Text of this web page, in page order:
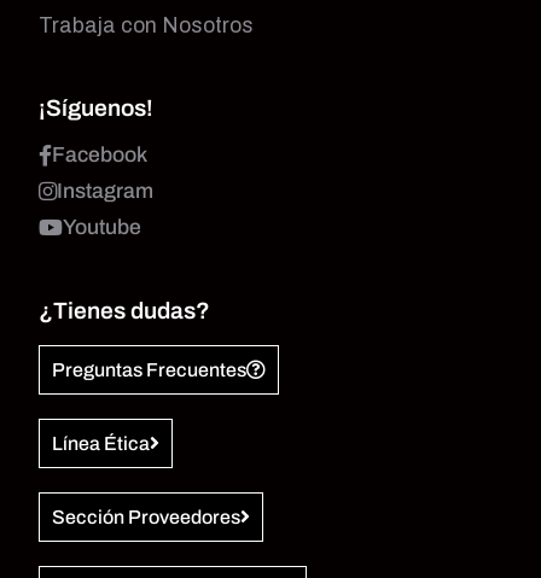
Trabaja con Nosotros
¡Síguenos!
Facebook
Instagram
Youtube
¿Tienes dudas?
Preguntas Frecuentes
Línea Ética
Sección Proveedores